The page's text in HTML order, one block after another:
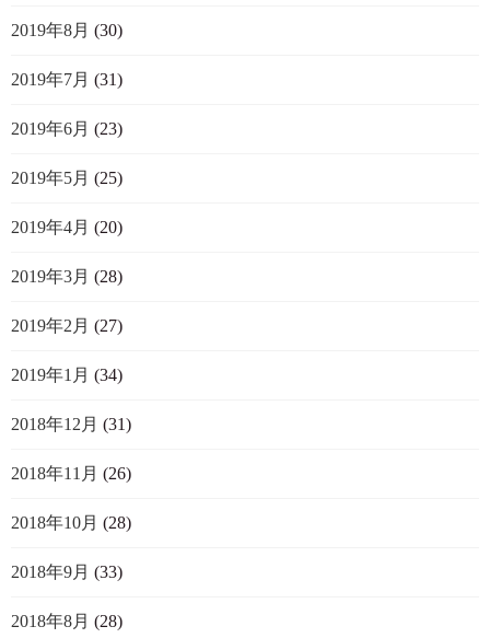
2019年8月 (30)
2019年7月 (31)
2019年6月 (23)
2019年5月 (25)
2019年4月 (20)
2019年3月 (28)
2019年2月 (27)
2019年1月 (34)
2018年12月 (31)
2018年11月 (26)
2018年10月 (28)
2018年9月 (33)
2018年8月 (28)